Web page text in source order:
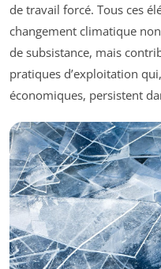
de travail forcé. Tous ces
changement climatique
de subsistance, mais
pratiques d’exploitation
économiques, persistent